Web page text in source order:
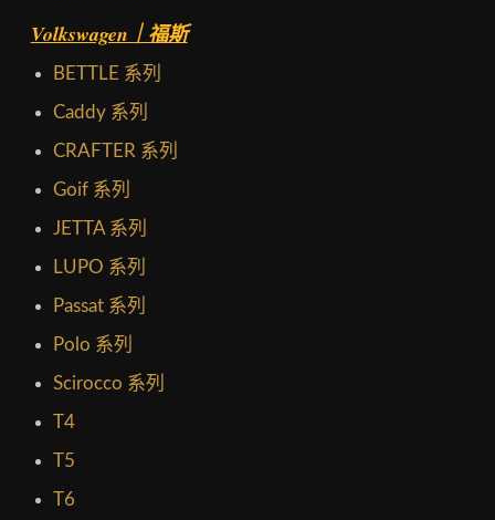
Volkswagen｜福斯
BETTLE 系列
Caddy 系列
CRAFTER 系列
Goif 系列
JETTA 系列
LUPO 系列
Passat 系列
Polo 系列
Scirocco 系列
T4
T5
T6